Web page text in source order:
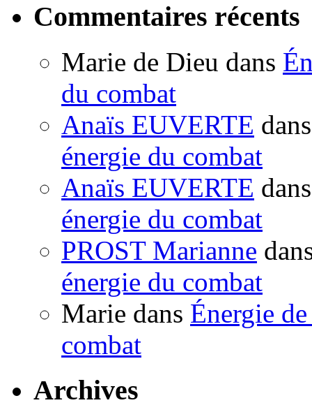
Commentaires récents
Marie de Dieu dans
du combat
Anaïs EUVERTE
énergie du combat
Anaïs EUVERTE
énergie du combat
PROST Marianne
énergie du combat
Marie dans Énergie
combat
Archives